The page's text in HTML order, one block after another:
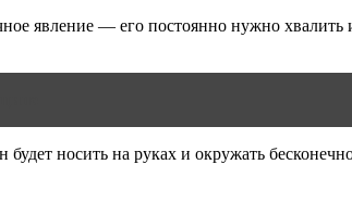
явление — его постоянно нужно хвалить
носить на руках и окружать